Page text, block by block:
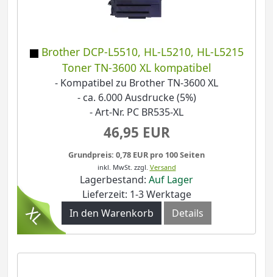
Brother DCP-L5510, HL-L5210, HL-L5215
Toner TN-3600 XL kompatibel
- Kompatibel zu Brother TN-3600 XL
- ca. 6.000 Ausdrucke (5%)
- Art-Nr. PC BR535-XL
46,95 EUR
Grundpreis: 0,78 EUR pro 100 Seiten
inkl. MwSt. zzgl. Versand
Lagerbestand: Auf Lager
Lieferzeit: 1-3 Werktage
In den Warenkorb
Details